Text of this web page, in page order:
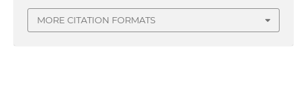
MORE CITATION FORMATS